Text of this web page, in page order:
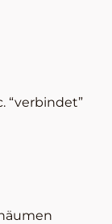
“verbindet”